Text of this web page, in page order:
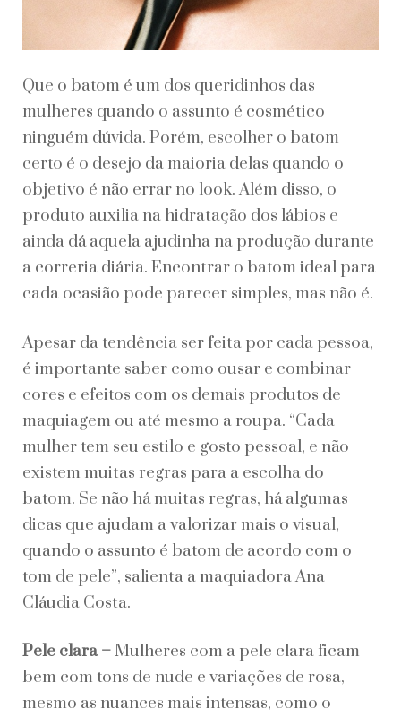
Que o batom é um dos queridinhos das
mulheres quando o assunto é cosmético
ninguém dúvida. Porém, escolher o batom
certo é o desejo da maioria delas quando o
objetivo é não errar no look. Além disso, o
produto auxilia na hidratação dos lábios e
ainda dá aquela ajudinha na produção durante
a correria diária. Encontrar o batom ideal para
cada ocasião pode parecer simples, mas não é.
Apesar da tendência ser feita por cada pessoa,
é importante saber como ousar e combinar
cores e efeitos com os demais produtos de
maquiagem ou até mesmo a roupa. “Cada
mulher tem seu estilo e gosto pessoal, e não
existem muitas regras para a escolha do
batom. Se não há muitas regras, há algumas
dicas que ajudam a valorizar mais o visual,
quando o assunto é batom de acordo com o
tom de pele”, salienta a maquiadora Ana
Cláudia Costa.
Pele clara –Mulheres com a pele clara ficam
bem com tons de nude e variações de rosa,
mesmo as nuances mais intensas, como o